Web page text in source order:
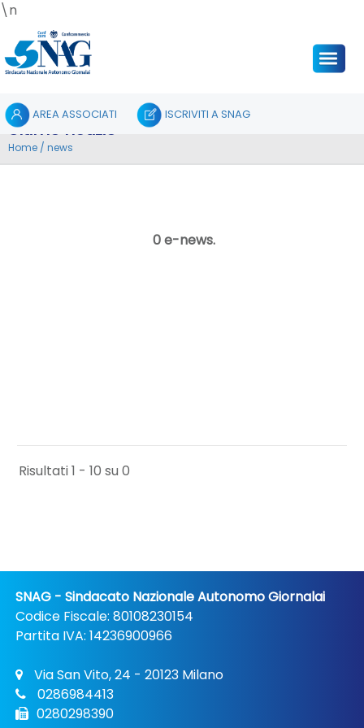
\n
AREA ASSOCIATI ISCRIVITI A SNAG
Ultime notizie
Home / news
0 e-news.
Risultati 1 - 10 su 0
SNAG - Sindacato Nazionale Autonomo Giornalai
Codice Fiscale: 80108230154
Partita IVA: 14236900966
Via San Vito, 24 - 20123 Milano
0286984413
0280298390